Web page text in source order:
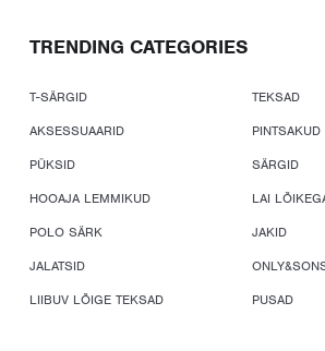
TRENDING CATEGORIES
T-SÄRGID
TEKSAD
AKSESSUAARID
PÜKSID
SÄRGID
HOOAJA LEMMIKUD
LAI
POLO SÄRK
JAKID
JALATSID
LIIBUV LÕIGE TEKSAD
PUSAD